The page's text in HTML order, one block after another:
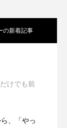
の新着記事
けでも前
、「やっ